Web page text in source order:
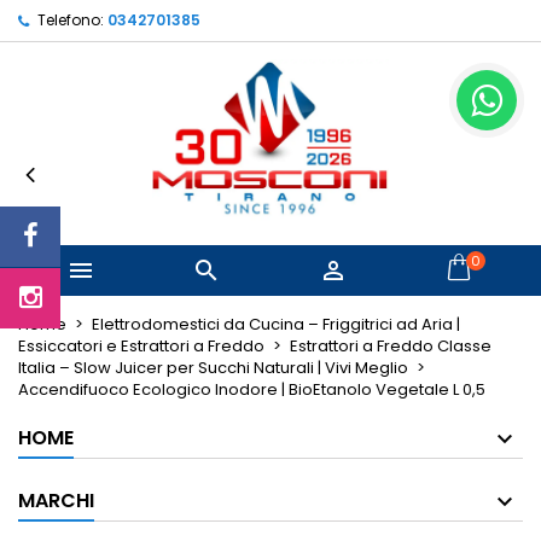
Telefono: 0342701385
   0
Home
Elettrodomestici da Cucina – Friggitrici ad Aria |
Essiccatori e Estrattori a Freddo
Estrattori a Freddo Classe
Italia – Slow Juicer per Succhi Naturali | Vivi Meglio
Accendifuoco Ecologico Inodore | BioEtanolo Vegetale L 0,5
HOME
MARCHI
Le mie liste di desideri ×
Crea lista dei desideri ×
Nome lista dei desideri
Accedi ×
Devi avere effettuato l'accesso per salvare dei
prodotti nella tua lista dei desideri.
Annulla